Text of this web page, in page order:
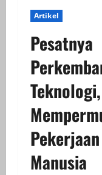
Artikel
Pesatnya
Pekerjaan
Manusia